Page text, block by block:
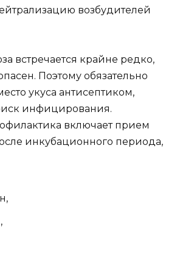
возбудителей
встречается крайне редко,
Поэтому обязательно
укуса антисептиком,
инфицирования.
включает прием
инкубационного периода,